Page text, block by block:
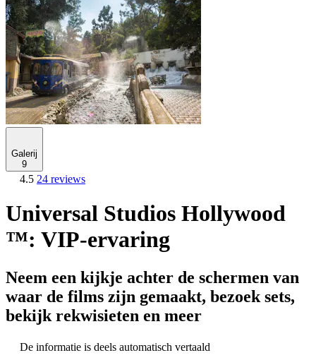
Galerij
9
4.5 24 reviews
Universal Studios Hollywood
™: VIP-ervaring
Neem een kijkje achter de schermen van
waar de films zijn gemaakt, bezoek sets,
bekijk rekwisieten en meer
De informatie is deels automatisch vertaald